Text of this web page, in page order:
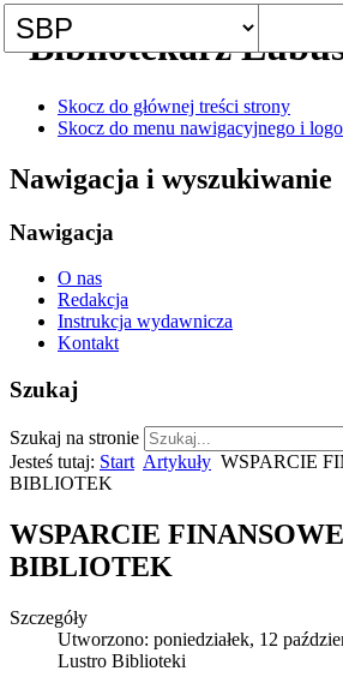
Skocz do głównej treści strony
Skocz do menu nawigacyjnego i
Nawigacja i wyszukiwanie
Nawigacja
O nas
Redakcja
Instrukcja wydawnicza
Kontakt
Szukaj
Szukaj na stronie
Jesteś tutaj: Start Artykuły WSPARCIE
BIBLIOTEK
WSPARCIE
BIBLIOTEK
Szczegóły
Utworzono: poniedziałek, 12
Lustro Biblioteki